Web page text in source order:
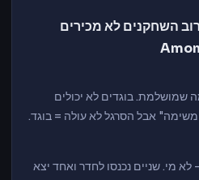
השחקנים לא מכירים
בוגדים לא יכולים
אבל הסרגל לא עולה = בוגד.
מי. שניים נכנסו לחדר ואחד יצא